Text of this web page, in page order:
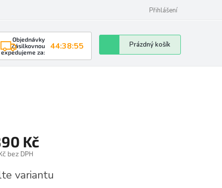
Přihlášení
Objednávky
Zásilkovnou
expedujeme za:
44:38:54
Nákupní
košík
Prázdný košík
Kč
bez DPH
variantu